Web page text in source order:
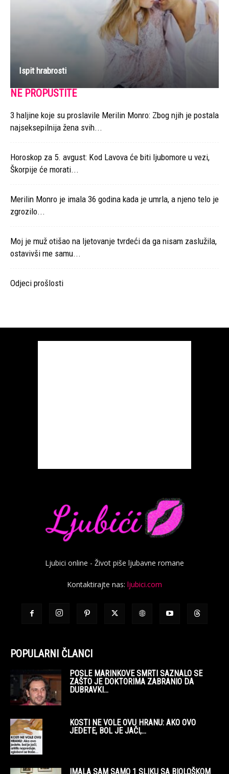
Ispit hrabrosti
NE PROPUSTITE
3 haljine koje su proslavile Merilin Monro: Zbog njih je postala
najseksepilnija žena svih...
Horoskop za 5. avgust: Kod Lavova će biti ljubomore u vezi,
Škorpije će morati...
Merilin Monro je imala 36 godina kada je umrla, a njeno telo je
zgrozilo...
Moj je muž otišao na ljetovanje tvrdeći da ga nisam zaslužila,
ostavivši me samu...
Odjeci prošlosti
Ljubici online - Život piše ljubavne romane
Kontaktirajte nas: ljubici.com
POPULARNI ČLANCI
POSLE MARINKOVE SMRTI SAZNALO SE
ZAŠTO JE DOKTORIMA ZABRANIO DA
DUBRAVKI...
KOSTI NE VOLE OVU HRANU: AKO OVO
JEDETE, BOL JE JAČI,...
IMALA SAM SAMO 1 SLIKU SA BIOLOŠKOM